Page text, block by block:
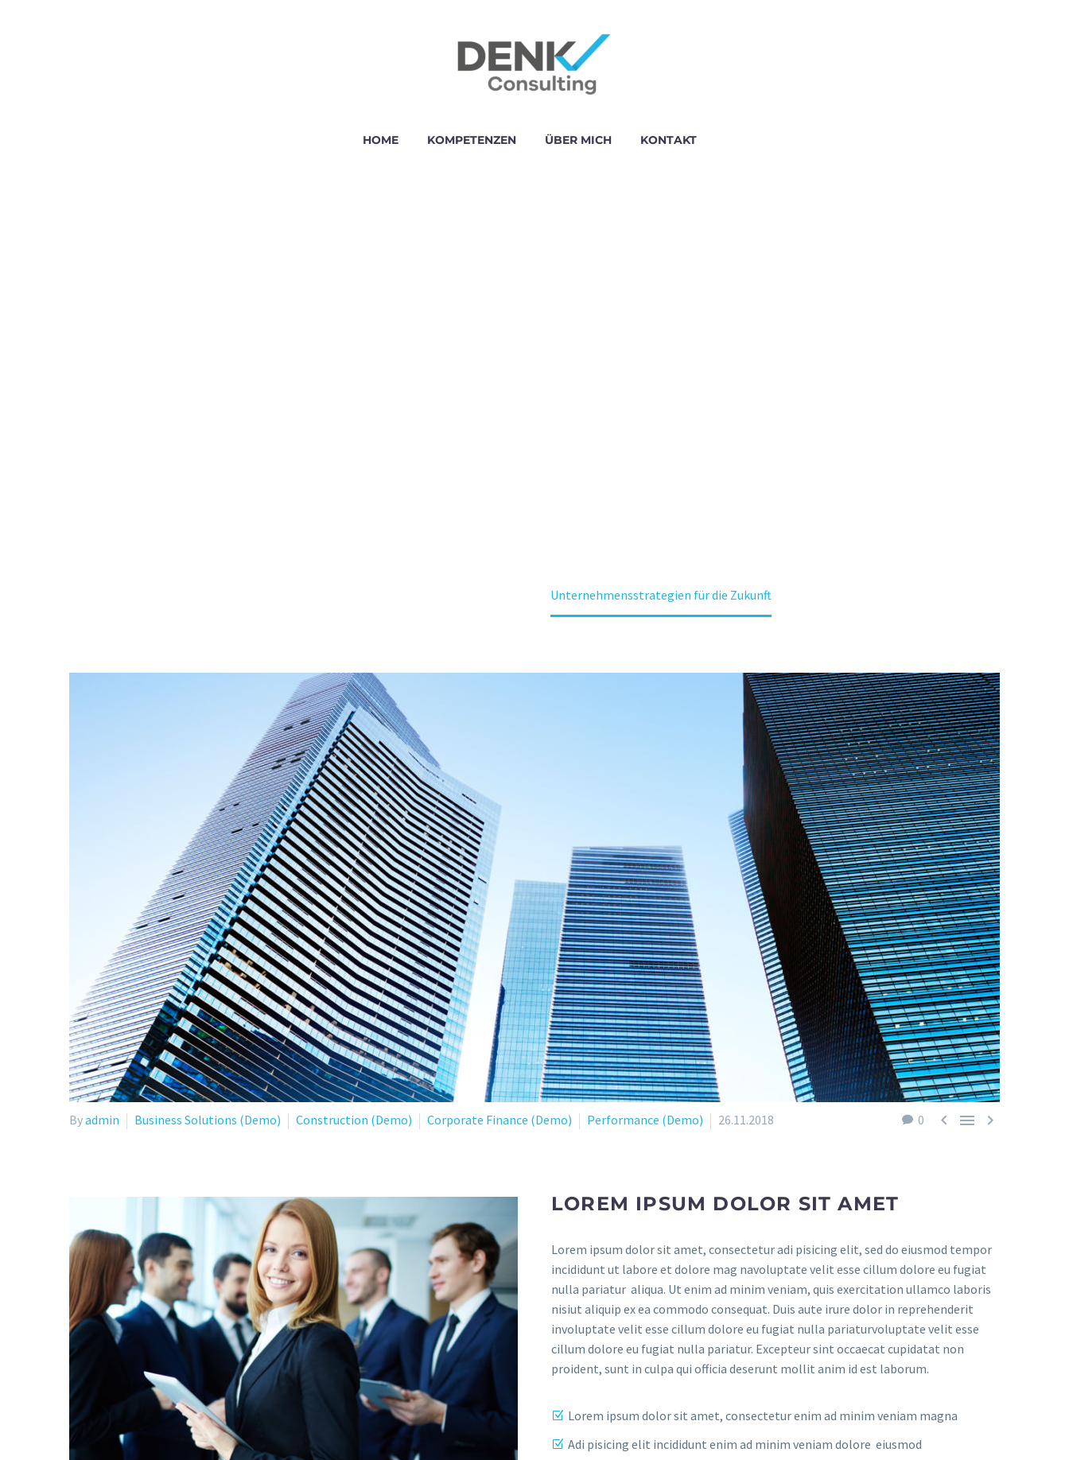
HOME KOMPETENZEN ÜBER MICH KONTAKT
Unternehmensstrategien für die Zukunft
0   
Byadmin Business Solutions (Demo) Construction (Demo) Corporate Finance (Demo) Performance (Demo) 26.11.2018
LOREM IPSUM DOLOR SIT AMET
Lorem ipsum dolor sit amet, consectetur adi pisicing elit, sed do eiusmod tempor
incididunt ut labore et dolore mag navoluptate velit esse cillum dolore eu fugiat
nulla pariatur aliqua. Ut enim ad minim veniam, quis exercitation ullamco laboris
nisiut aliquip ex ea commodo consequat. Duis aute irure dolor in reprehenderit
involuptate velit esse cillum dolore eu fugiat nulla pariaturvoluptate velit esse
cillum dolore eu fugiat nulla pariatur. Excepteur sint occaecat cupidatat non
proident, sunt in culpa qui officia deserunt mollit anim id est laborum.
Lorem ipsum dolor sit amet, consectetur enim ad minim veniam magna
Adi pisicing elit incididunt enim ad minim veniam dolore eiusmod